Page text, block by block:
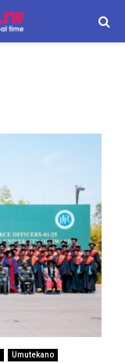
Umutekano